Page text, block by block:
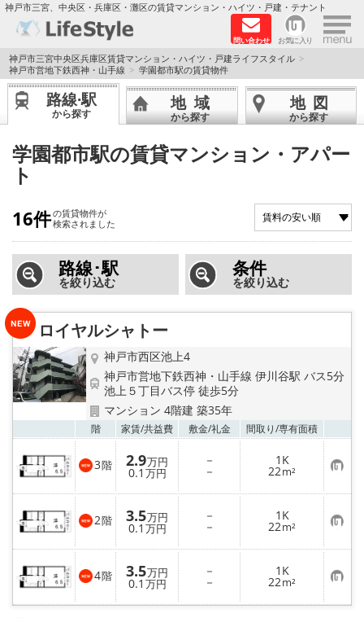
神戸市三宮、中央区・兵庫区・灘区の賃貸マンション・ハイツ・戸建・テナント
問い合わせ お気に入り ×
TOPページ
神戸の単身向けマンション特集
敷金·礼金0円特集
保証人不要
高級賃貸
リノベーション物件
ペット飼育可能
路線·駅から探す
地域から探す
地図から探す
店舗情報·アクセス
会社概要
メールでお問い合わせ
神戸市三宮中央区兵庫区賃貸マンション・ハイツ・戸建ライフスタイル
神戸市営地下鉄西神・山手線
学園都市駅の賃貸物件
路線·駅
から探す
地域
から探す
地図
から探す
学園都市駅の賃貸マンション・アパー
ト
16件の賃貸物件が
検索されました
路線･駅
を絞り込む
条件
を絞り込む
ロイヤルシャトー
神戸市西区池上4
神戸市営地下鉄西神・山手線 伊川谷駅 バス5分
池上５丁目バス停 徒歩5分
マンション 4階建 築35年
階 家賃/共益費 敷金/礼金 間取り/専有面積
3階 2.9万円
0.1 万円
－
－
1K
22m² お
気
に
入
り
登
録
2階 3.5万円
0.1 万円
－
－
1K
22m² お
気
に
入
り
登
録
4階 3.5万円
0.1 万円
－
－
1K
22m² お
気
に